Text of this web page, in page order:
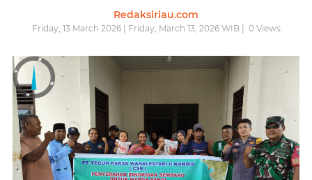
Redaksiriau.com
Friday, 13 March 2026 | Friday, March 13, 2026 WIB | 0Views